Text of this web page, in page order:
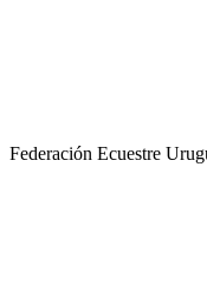
Federación Ecuestre